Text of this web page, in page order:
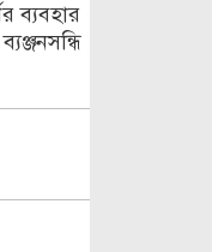
ব্যবহার